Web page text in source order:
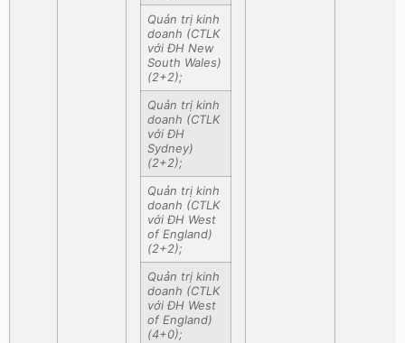
Quản trị kinh
doanh (CTLK
với ĐH New
South Wales)
(2+2);
Quản trị kinh
doanh (CTLK
với ĐH
Sydney)
(2+2);
Quản trị kinh
doanh (CTLK
với ĐH West
of England)
(2+2);
Quản trị kinh
doanh (CTLK
với ĐH West
of England)
(4+0);